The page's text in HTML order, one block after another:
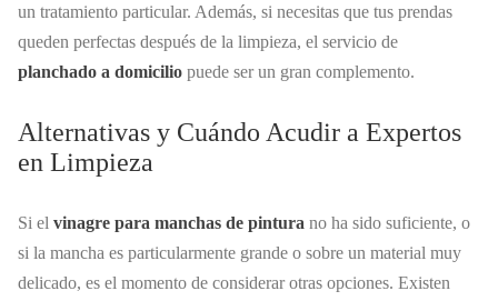
un tratamiento particular. Además, si necesitas que tus prendas
queden perfectas después de la limpieza, el servicio de
planchado a domicilio puede ser un gran complemento.
Alternativas y Cuándo Acudir a Expertos
en Limpieza
Si el vinagre para manchas de pintura no ha sido suficiente, o
si la mancha es particularmente grande o sobre un material muy
delicado, es el momento de considerar otras opciones. Existen